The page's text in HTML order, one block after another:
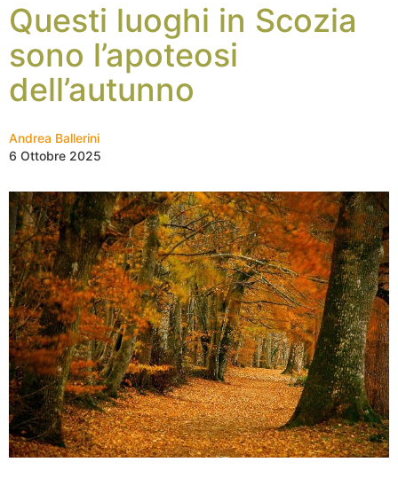
Questi luoghi in Scozia
sono l’apoteosi
dell’autunno
Andrea Ballerini
6 Ottobre 2025